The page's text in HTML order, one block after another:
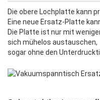
Die obere Lochplatte kann
Eine neue Ersatz-Platte
Die Platte ist nur mit
sich mühelos austauschen,
sogar ohne den